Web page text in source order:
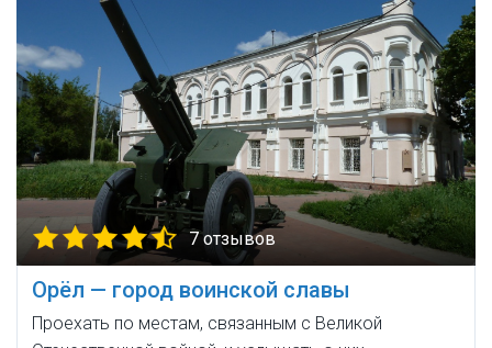
7 отзывов
Орёл — город воинской славы
Проехать по местам, связанным с Великой